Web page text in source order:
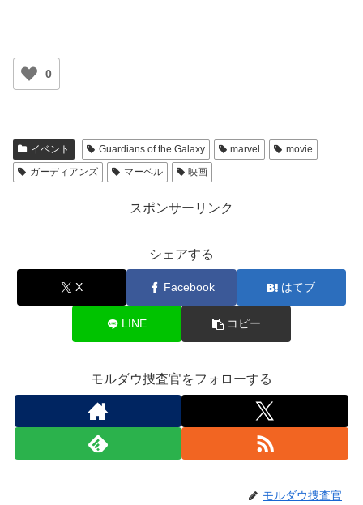
0
イベント Guardians of the Galaxy marvel
movie
ガーディアンズ
マーベル 映画
スポンサーリンク
シェアする
X Facebook はてブ
LINE コピー
モルダウ捜査官をフォローする
モルダウ捜査官